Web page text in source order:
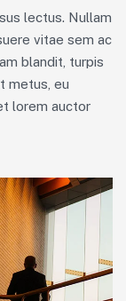
lectus. Nullam
vitae sem ac
blandit, turpis
metus, eu
lorem auctor